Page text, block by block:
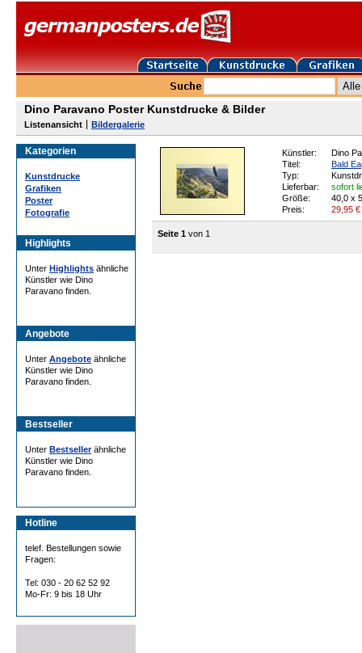
Dino Paravano Poster Kunstdrucke & Bilder
Listenansicht Bildergalerie
Kategorien
Kunstdrucke
Grafiken
Poster
Fotografie
Highlights
Unter Highlights ähnliche
Künstler wie Dino
Paravano finden.
Angebote
Unter Angebote ähnliche
Künstler wie Dino
Paravano finden.
Bestseller
Unter Bestsellerähnliche
Künstler wie Dino
Paravano finden.
Hotline
telef. Bestellungen sowie
Fragen:
Tel: 030 - 20 62 52 92
Mo-Fr: 9 bis 18 Uhr
Künstler:
Dino
Titel:
Bald
Typ:
Lieferbar:
sofort
Größe:
40,0 x
Preis:
29,95 €
Seite 1 von 1